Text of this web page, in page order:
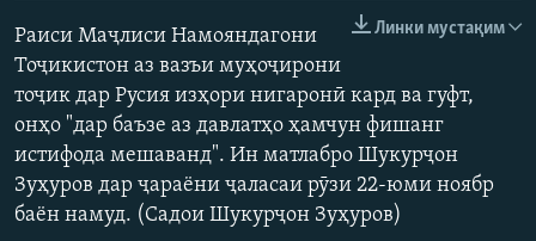
Русский
ПАЙГИРӢ КУНЕД
Линки мустақим
Раиси Маҷлиси Намояндагони
Тоҷикистон аз вазъи муҳоҷирони
тоҷик дар Русия изҳори нигаронӣ кард ва гуфт,
онҳо "дар баъзе аз давлатҳо ҳамчун фишанг
истифода мешаванд". Ин матлабро Шукурҷон
Зуҳуров дар ҷараёни ҷаласаи рӯзи 22-юми ноябр
баён намуд. (Садои Шукурҷон Зуҳуров)